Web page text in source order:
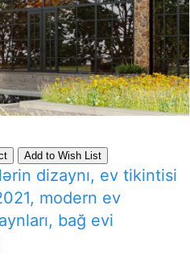
Add to Wish List
dizaynı, ev tikintisi
modern ev
bağ evi